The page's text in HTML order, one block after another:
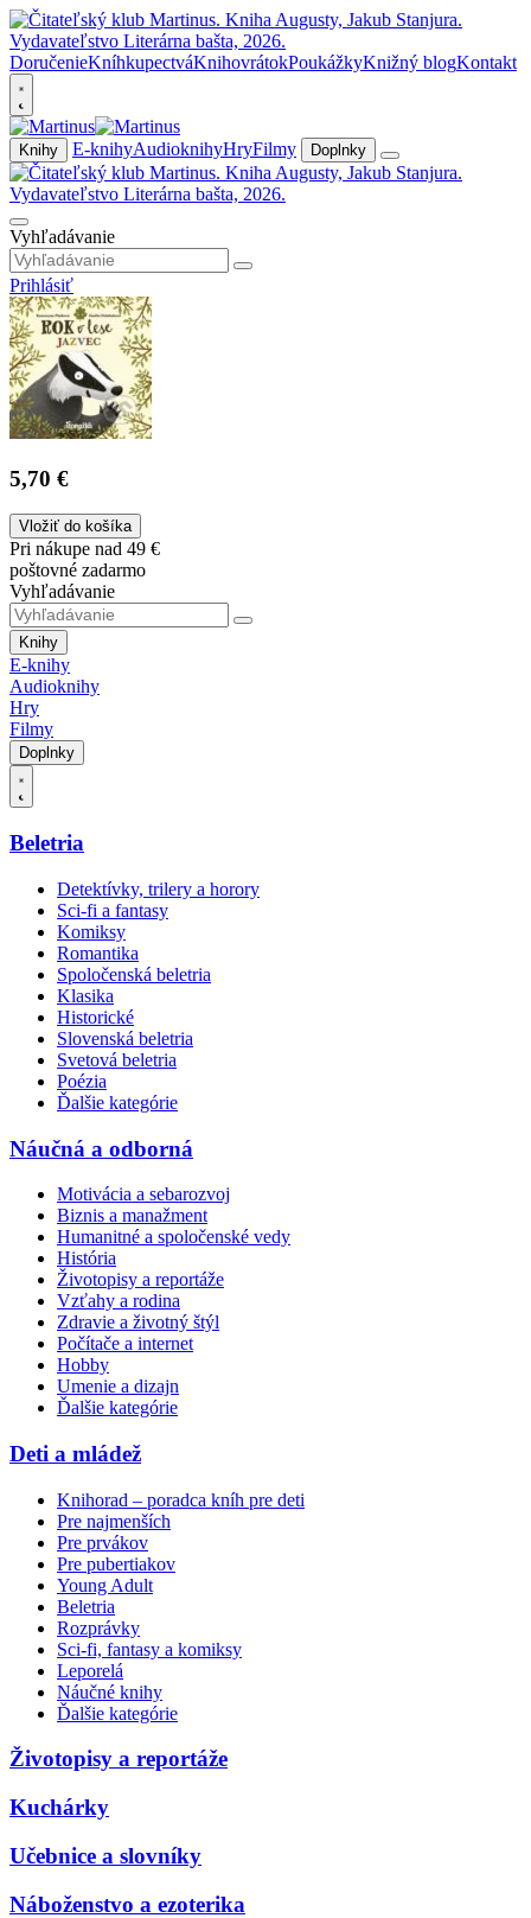
DoručenieKníhkupectváKnihovrátokPoukážkyKnižný blogKontakt
Knihy E-knihyAudioknihyHryFilmy Doplnky
Vyhľadávanie
Prihlásiť
5,70 €
Vložiť do košíka
Pri nákupe nad 49 €
poštovné zadarmo
Vyhľadávanie
Knihy
E-knihy
Audioknihy
Hry
Filmy
Doplnky
Beletria
Detektívky, trilery a horory
Sci-fi a fantasy
Komiksy
Romantika
Spoločenská beletria
Klasika
Historické
Slovenská beletria
Svetová beletria
Poézia
Ďalšie kategórie
Náučná a odborná
Motivácia a sebarozvoj
Biznis a manažment
Humanitné a spoločenské vedy
História
Životopisy a reportáže
Vzťahy a rodina
Zdravie a životný štýl
Počítače a internet
Hobby
Umenie a dizajn
Ďalšie kategórie
Deti a mládež
Knihorad – poradca kníh pre deti
Pre najmenších
Pre prvákov
Pre pubertiakov
Young Adult
Beletria
Rozprávky
Sci-fi, fantasy a komiksy
Leporelá
Náučné knihy
Ďalšie kategórie
Životopisy a reportáže
Kuchárky
Učebnice a slovníky
Náboženstvo a ezoterika